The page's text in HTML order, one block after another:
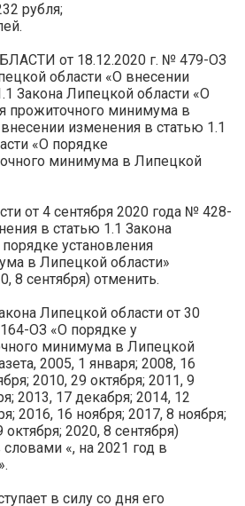
рубля;
от 18.12.2020 г. № 479-ОЗ
области «О внесении
Закона Липецкой области «О
прожиточного минимума в
изменения в статью 1.1
«О порядке
минимума в Липецкой
от 4 сентября 2020 года № 428-
в статью 1.1 Закона
установления
в Липецкой области»
8 сентября) отменить.
Липецкой области от 30
ОЗ «О порядке у
минимума в Липецкой
2005, 1 января; 2008, 16
2010, 29 октября; 2011, 9
2013, 17 декабря; 2014, 12
2016, 16 ноября; 2017, 8 ноября;
2020, 8 сентября)
«, на 2021 год в
».
в силу со дня его